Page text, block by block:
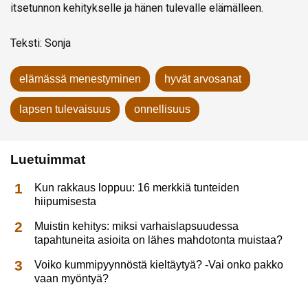
itsetunnon kehitykselle ja hänen tulevalle elämälleen.
Teksti: Sonja
elämässä menestyminen hyvät arvosanat
lapsen tulevaisuus onnellisuus
Luetuimmat
Kun rakkaus loppuu: 16 merkkiä tunteiden
hiipumisesta
Muistin kehitys: miksi varhaislapsuudessa
tapahtuneita asioita on lähes mahdotonta muistaa?
Voiko kummipyynnöstä kieltäytyä? -Vai onko pakko
vaan myöntyä?